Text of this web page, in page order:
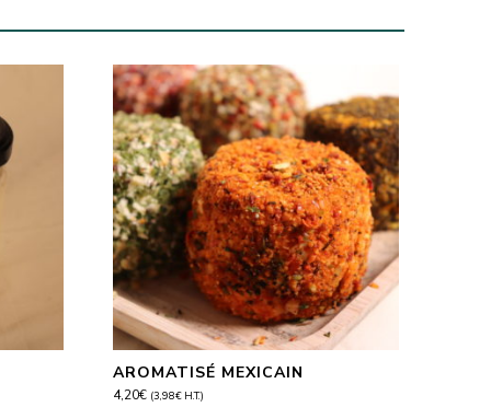
AROMATISÉ MEXICAIN
4,20€ (3,98€H.T.)